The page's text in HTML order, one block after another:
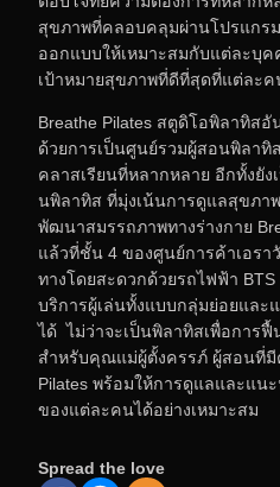
สุขภาพที่คลอบคลุมผ่านโปรแกร
ออกแบบให้เหมาะสมกับแต่ละบุค
เป้าหมายสุขภาพที่ดีที่สุดที่แต่ละค
Breathe Pilates สตูดิโอพิลาทิส
ด้วยการเป็นศูนย์รวมผู้สอนพิลา
คลาสเรียนที่หลากหลาย อีกทั้งยั
นพิลาทิส ที่มุ่งเน้นการดูแลสุขภา
พัฒนาสมรรถภาพทางร่างกาย
แล้วที่ชั้น 4 ของศูนย์การค้าเอร
ทางโดยสะดวกด้วยรถไฟฟ้า
บริการผู้เล่นทั้งแบบกลุ่มย่อยและ
ได้ ไม่ว่าจะเป็นพิลาทิสเพื่อการ
สำหรับคุณแม่ผู้ตั้งครรภ์ ผู้สอนที่มี
Pilates พร้อมให้การดูแลและแน
ของแต่ละคนได้อย่างเหมาะสม
Spread the love